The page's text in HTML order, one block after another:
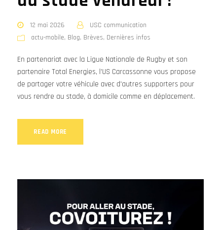
12 mai 2026
USC communication
actu-mobile, Blog, Brèves, Dernières infos
En partenariat avec la Ligue Nationale de Rugby et son
partenaire Total Energies, l'US Carcassonne vous propose
de partager votre véhicule avec d'autres supporters pour
vous rendre au stade, à domicile comme en déplacement.
READ MORE